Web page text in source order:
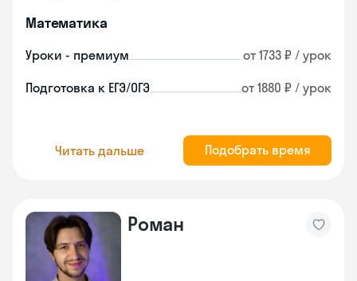
Математика
Уроки - премиум от 1733 ₽ / урок
Подготовка к ЕГЭ/ОГЭ от 1880 ₽ / урок
Читать дальше Подобрать время
Роман